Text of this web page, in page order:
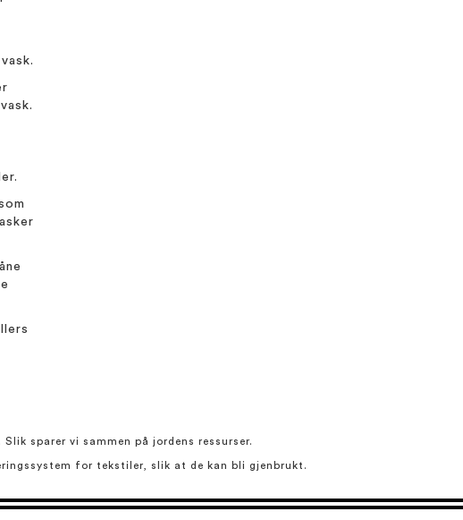
sparer vi sammen på jordens ressurser.
for tekstiler, slik at de kan bli gjenbrukt.